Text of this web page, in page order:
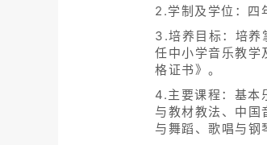
2.学制及学位：四
3.培养目标：培养
任中小学音乐教学
格证书》。
4.主要课程：基本
与教材教法、中国
与舞蹈、歌唱与钢